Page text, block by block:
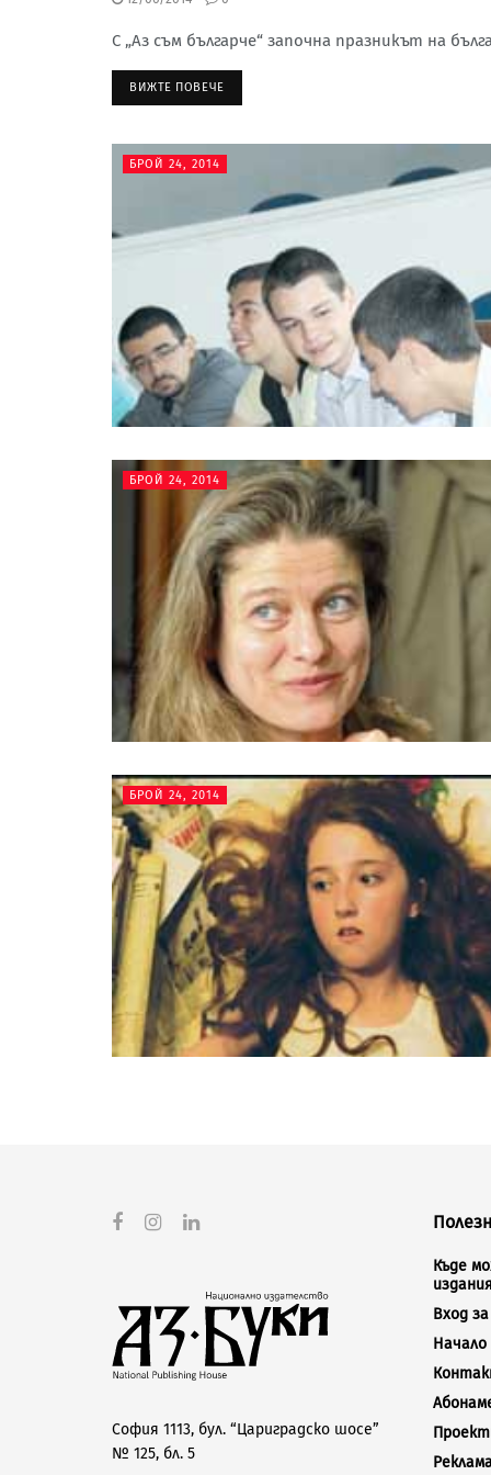
С „Аз съм българче“ започна празникът на
ВИЖТЕ ПОВЕЧЕ
БРОЙ 24, 2014
БРОЙ 24, 2014
БРОЙ 24, 2014
София 1113, бул. “Цариградско шосе”
№ 125, бл. 5
Къде
Вход
Начало